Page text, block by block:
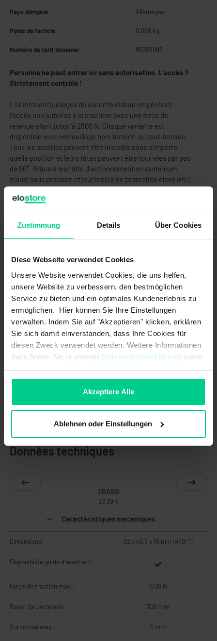
Zustimmung Details Über Cookies
Diese Webseite verwendet Cookies
Unsere Website verwendet Cookies, die uns helfen,
unsere Website zu verbessern, den bestmöglichen
Service zu bieten und ein optimales Kundenerlebnis zu
ermöglichen. Hier können Sie Ihre Einstellungen
verwalten. Indem Sie auf "Akzeptieren" klicken, erklären
Sie sich damit einverstanden, dass Ihre Cookies für
diesen Zweck verwendet werden. Weitere Informationen
dazu finden Sie in unserer Datenschutzerklärung sowie
imImpressum. Sollten Sie hiermit nicht einverstanden
sein, können Sie die Verwendung von Cookies hier
Akzeptiere Alle
Ablehnen oder Einstellungen
Pays d'origine Allemagne
Poids de l'article 0.028 kg
Numéro du tarif douanier 85389099
Personne ne peut entrer ici sans autorisation. L’accès ?
Strictement contrôlé !
Les interverrouillages de sécurité elobau empêchent
l'accès non autorisé à la machine avec une force de
retenue allant jusqu'à 2500 N. Chaque variante est
disponible avec verrouillage hors tension ou sous tension.
Tous les modèles peuvent être installés dans n'importe
quelle position et leurs têtes peuvent être tournées par pas
de 90°. Grâce à leur tête d'actionnement en aluminium
moulé sous pression et leur indice de protection élevé IP67,
conditions ambiantes extrêmes. Les différents actionneurs
et formes offrent la flexibilité nécessaire pour maîtriser en
toute sécurité des dangers potentiels.
Caractéristiques du produit
Force d'interverrouillage jusqu'à 2500 N
Indice de protection IP67 pour des conditions d’emploi défavorables
Double actionnement possible pour l'interverrouillage simultané de
Tête orientable, donc différentes directions d'actionnement
Divers actionneurs disponibles, également avec guide d'insertion
systèmes de déverrouillage auxiliaire, des verrous, etc.
Données techniques
ZBA5G
22,29 €
Caractéristiques mécaniques
Dimensions: 52 x 49,5 x 16 mm (H/B/T)
Disponibilité guide d'insertion:
Force de traction max.: 1500 N
Rayon de porte min.: 300 mm
Surcourse max.: 5 mm